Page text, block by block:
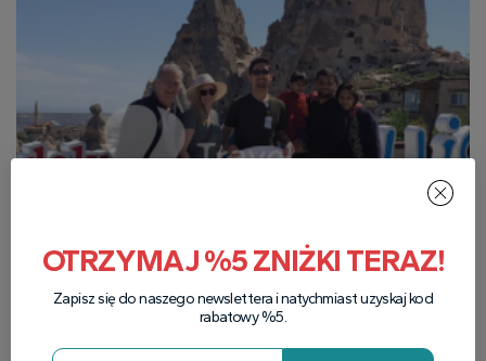
OTRZYMAJ %5 ZNIŻKI TERAZ!
Zapisz się do naszego newslettera i natychmiast uzyskaj kod
rabatowy %5.